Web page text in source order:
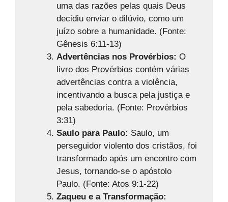
uma das razões pelas quais Deus
decidiu enviar o dilúvio, como um
juízo sobre a humanidade. (Fonte:
Gênesis 6:11-13)
Advertências nos Provérbios: O
livro dos Provérbios contém várias
advertências contra a violência,
incentivando a busca pela justiça e
pela sabedoria. (Fonte: Provérbios
3:31)
Saulo para Paulo: Saulo, um
perseguidor violento dos cristãos, foi
transformado após um encontro com
Jesus, tornando-se o apóstolo
Paulo. (Fonte: Atos 9:1-22)
Zaqueu e a Transformação: